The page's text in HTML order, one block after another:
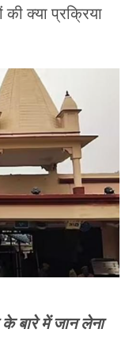
क्या प्रक्रिया
बारे में जान लेना